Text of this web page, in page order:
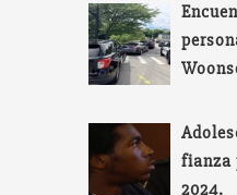
fianza
2024.